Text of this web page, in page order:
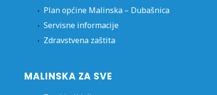
Plan općine Malinska – Dubašnica
Servisne informacije
Zdravstvena zaštita
MALINSKA ZA SVE